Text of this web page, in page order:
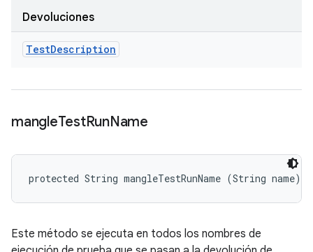
Devoluciones
TestDescription
mangleTestRunName
protected String mangleTestRunName (String name)
Este método se ejecuta en todos los nombres de